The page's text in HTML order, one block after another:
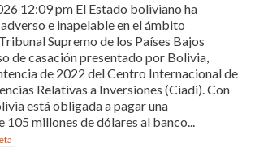
12:09 pm El Estado boliviano ha
e inapelable en el ámbito
Supremo de los Países Bajos
de casación presentado por Bolivia,
de 2022 del Centro Internacional de
Relativas a Inversiones (Ciadi). Con
está obligada a pagar una
105 millones de dólares al banco...